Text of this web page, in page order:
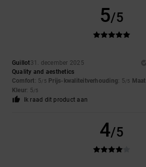
5/5
Guillot31. december 2025
Quality and aesthetics
Comfort: 5/5 Prijs-kwaliteitverhouding: 5/5 Maat
Kleur: 5/5
Ik raad dit product aan
4/5